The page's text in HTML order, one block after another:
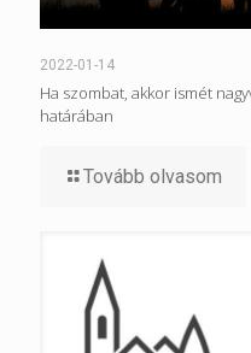
2022-01-14
Ha szombat, akkor ismét
határában
Tovább olvasom